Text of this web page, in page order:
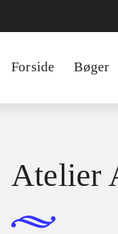
Forside Bøger
Atelier